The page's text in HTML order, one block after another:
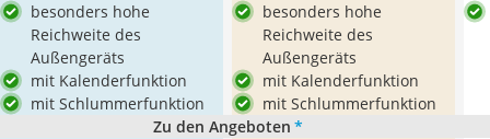
besonders hohe
Reichweite des
Außengeräts
mit Kalenderfunktion
mit Schlummerfunktion
besonders hohe
Reichweite des
Außengeräts
mit Kalenderfunktion
mit Schlummerfunktion
Zu den Angeboten *